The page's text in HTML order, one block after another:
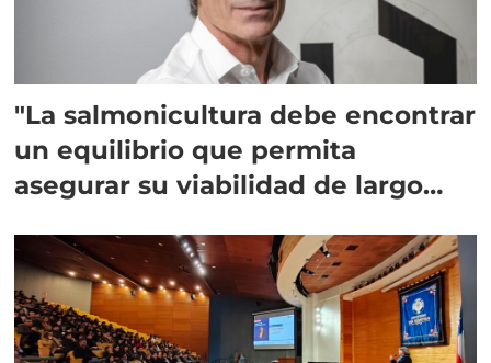
"La salmonicultura debe encontrar
un equilibrio que permita
asegurar su viabilidad de largo